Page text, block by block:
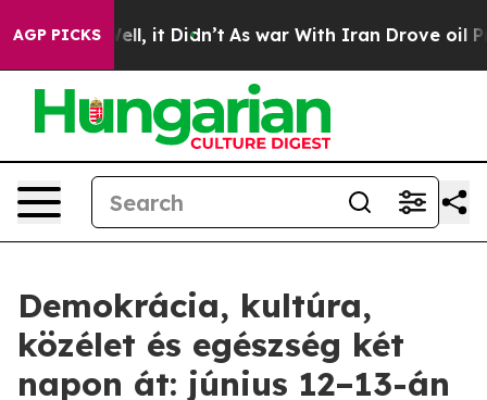
AGP PICKS
Well, it Didn’t As war With Iran Drove oil Prices
Demokrácia, kultúra,
közélet és egészség két
napon át: június 12–13-án